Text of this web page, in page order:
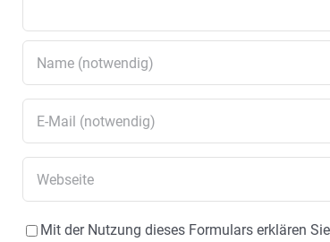
Mit der Nutzung dieses Formulars erklären Sie